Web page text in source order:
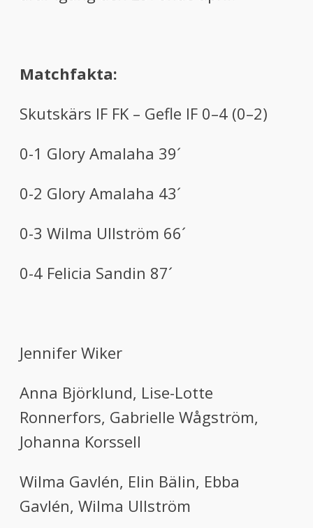
Matchfakta:
Skutskärs IF FK – Gefle IF 0–4 (0–2)
0-1 Glory Amalaha 39´
0-2 Glory Amalaha 43´
0-3 Wilma Ullström 66´
0-4 Felicia Sandin 87´
Jennifer Wiker
Anna Björklund, Lise-Lotte
Ronnerfors, Gabrielle Wågström,
Johanna Korssell
Wilma Gavlén, Elin Bälin, Ebba
Gavlén, Wilma Ullström